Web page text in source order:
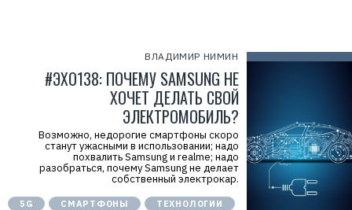
ВЛАДИМИР НИМИН
#ЭХО138: ПОЧЕМУ SAMSUNG НЕ
ХОЧЕТ ДЕЛАТЬ СВОЙ
ЭЛЕКТРОМОБИЛЬ?
Возможно, недорогие смартфоны скоро
станут ужасными в использовании; надо
похвалить Samsung и realme; надо
разобраться, почему Samsung не делает
собственный электрокар.
5G СМАРТФОНЫ
ТЕХНОЛОГИИ